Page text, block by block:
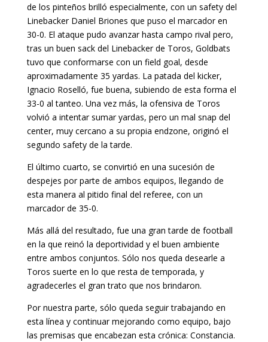
de los pinteños brilló especialmente, con un safety del
Linebacker Daniel Briones que puso el marcador en
30-0. El ataque pudo avanzar hasta campo rival pero,
tras un buen sack del Linebacker de Toros, Goldbats
tuvo que conformarse con un field goal, desde
aproximadamente 35 yardas. La patada del kicker,
Ignacio Roselló, fue buena, subiendo de esta forma el
33-0 al tanteo. Una vez más, la ofensiva de Toros
volvió a intentar sumar yardas, pero un mal snap del
center, muy cercano a su propia endzone, originó el
segundo safety de la tarde.
El último cuarto, se convirtió en una sucesión de
despejes por parte de ambos equipos, llegando de
esta manera al pitido final del referee, con un
marcador de 35-0.
Más allá del resultado, fue una gran tarde de football
en la que reinó la deportividad y el buen ambiente
entre ambos conjuntos. Sólo nos queda desearle a
Toros suerte en lo que resta de temporada, y
agradecerles el gran trato que nos brindaron.
Por nuestra parte, sólo queda seguir trabajando en
esta línea y continuar mejorando como equipo, bajo
las premisas que encabezan esta crónica: Constancia.